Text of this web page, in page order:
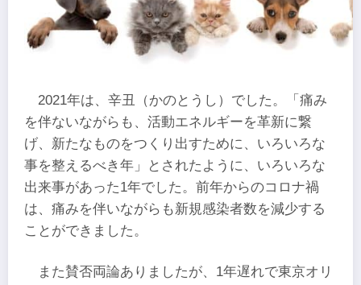
2021年は、辛丑（かのとうし）でした。「痛み
を伴ないながらも、活動エネルギーを革新に繋
げ、新たなものをつくり出すために、いろいろな
事を整えるべき年」とされたように、いろいろな
出来事があった1年でした。前年からのコロナ禍
は、痛みを伴いながらも新規感染者数を減少する
ことができました。
また賛否両論ありましたが、1年遅れで東京オリ